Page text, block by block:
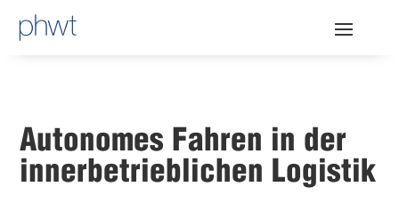
Autonomes Fahren in der
innerbetrieblichen Logistik